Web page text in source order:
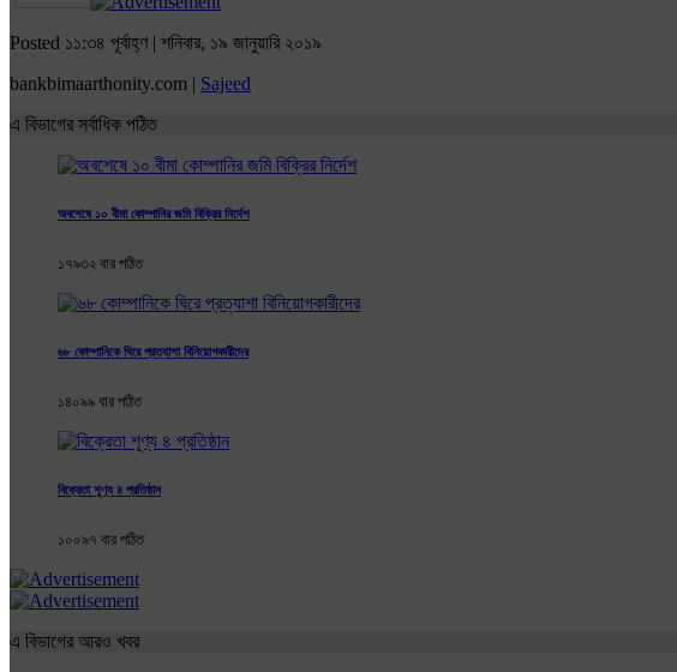
Posted ১১:৩৪ পূর্বাহ্ণ | শনিবার, ১৯ জানুয়ারি ২০১৯
bankbimaarthonity.com | Sajeed
এ বিভাগের সর্বাধিক পঠিত
অবশেষে ১০ বীমা কোম্পানির জমি বিক্রির নির্দেশ
১৭৯৩২ বার পঠিত
৬৮ কোম্পানিকে ঘিরে প্রত্যাশা বিনিয়োগকারীদের
১৪০৯৯ বার পঠিত
বিক্রেতা শূণ্য ৪ প্রতিষ্ঠান
১০০৯৭ বার পঠিত
এ বিভাগের আরও খবর